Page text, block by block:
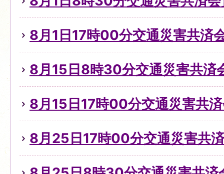
8月1日17時00分交通災害共済
8月15日8時30分交通災害共済
8月15日17時00分交通災害共
8月25日17時00分交通災害共